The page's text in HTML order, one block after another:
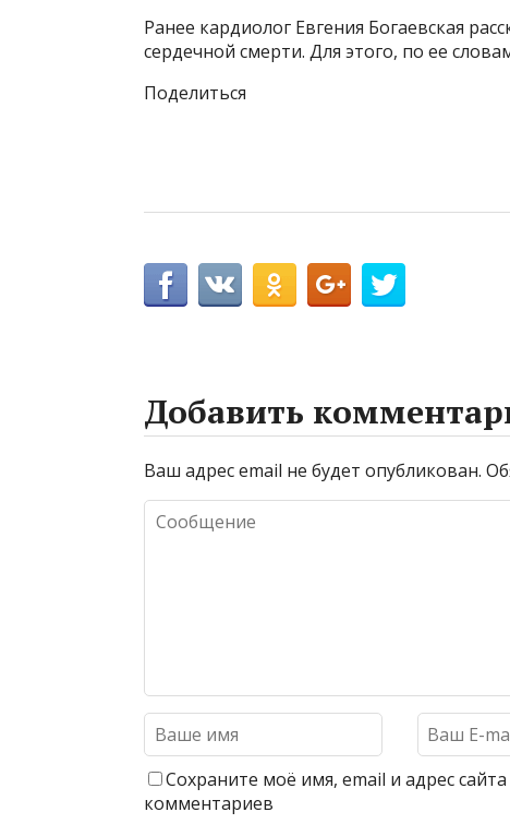
Ранее кардиолог Евгения Богаевская
сердечной смерти. Для этого, по ее
Поделиться
Добавить
Ваш адрес email не будет опубликован.
Сохраните моё имя, email и адрес
комментариев